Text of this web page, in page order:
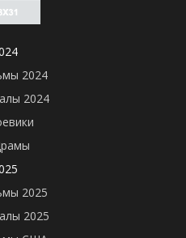
2024
2024
2025
2025